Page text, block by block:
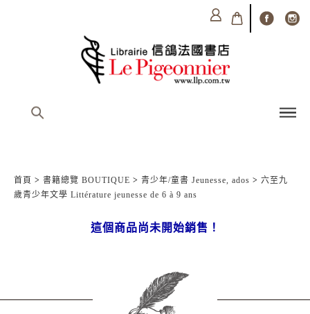
首頁 > 書籍總覽 BOUTIQUE > 青少年/童書 Jeunesse, ados > 六至九
歲青少年文學 Littérature jeunesse de 6 à 9 ans
這個商品尚未開始銷售！